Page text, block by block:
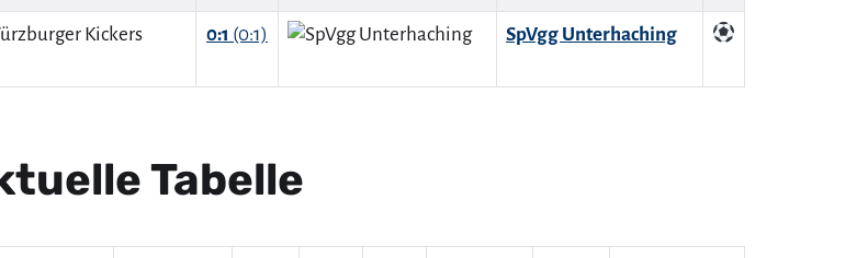
0:1 (0:1) SpVgg Unterhaching
Tabelle